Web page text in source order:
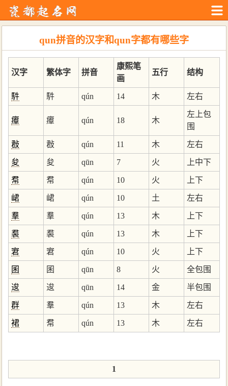
qun拼音的汉字和qun字都有哪些字
汉字 繁体字 拼音
康熙笔
画
五行 结构
䭽 䭽 qún 14 木 左右
㿏 㿏 qún 18 木
左上包
围
㪊 㪊 qún 11 木 左右
夋 夋 qūn 7 火 上中下
帬 帬 qún 10 火 上下
峮 峮 qún 10 土 左右
羣 羣 qún 13 木 上下
裠 裠 qún 13 木 上下
宭 宭 qún 10 火 上下
囷 囷 qūn 8 火 全包围
逡 逡 qūn 14 金 半包围
群 羣 qún 13 木 左右
裙 帬 qún 13 木 左右
1